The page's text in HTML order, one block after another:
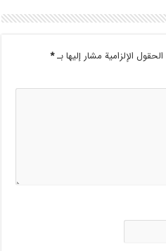
الحقول الإلزامية مشار إليها بـ*